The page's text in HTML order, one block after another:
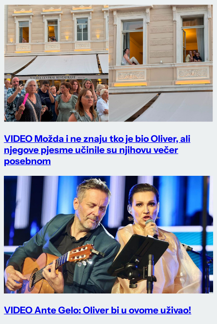
VIDEO Možda i ne znaju tko je bio Oliver, ali
njegove pjesme učinile su njihovu večer
posebnom
VIDEO Ante Gelo: Oliver bi u ovome uživao!